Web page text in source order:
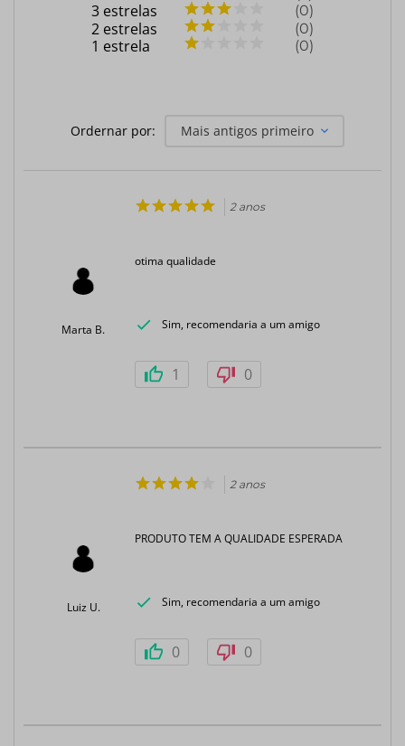
3 estrelas
2 estrelas
1 estrela
0
0
0
Ordernar por: Mais antigos primeiro
Marta B.
2 anos
otima qualidade
Sim, recomendaria a um amigo
1 0
Luiz U.
2 anos
PRODUTO TEM A QUALIDADE ESPERADA
Sim, recomendaria a um amigo
0 0